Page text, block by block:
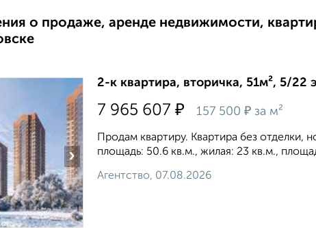
о продаже, аренде недвижимости,
›
2-к квартира, вторичка, 51м², 5/22
7 965 607 ₽ 157 500 ₽ за м²
Продам квартиру. Квартира без
площадь: 50.6 кв.м., жилая: 23 кв.м.,
Агентство, 07.08.2026